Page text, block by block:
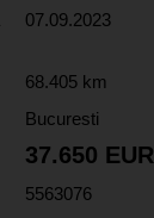
07.09.2023
68.405 km
Bucuresti
37.650 EUR
5563076